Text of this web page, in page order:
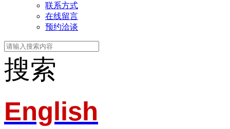
联系方式
在线留言
预约洽谈
搜索
English